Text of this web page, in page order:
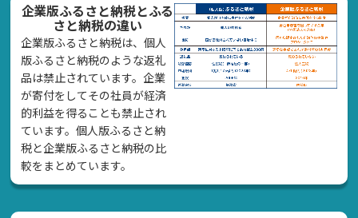
企業版ふるさと納税とふる
さと納税の違い
企業版ふるさと納税は、個人
版ふるさと納税のような返礼
品は禁止されています。企業
が寄付をしてその社員が経済
的利益を得ることも禁止され
ています。個人版ふるさと納
税と企業版ふるさと納税の比
較をまとめています。